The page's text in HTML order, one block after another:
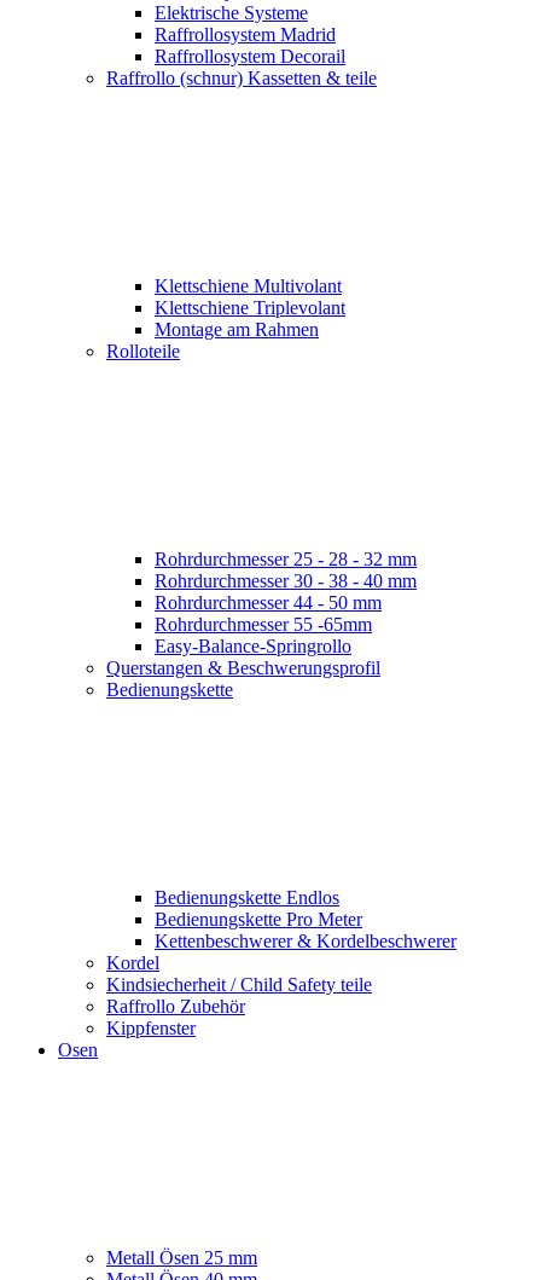
Elektrische Systeme
Raffrollosystem Madrid
Raffrollosystem Decorail
Raffrollo (schnur) Kassetten & teile
Klettschiene Multivolant
Klettschiene Triplevolant
Montage am Rahmen
Rolloteile
Rohrdurchmesser 25 - 28 - 32 mm
Rohrdurchmesser 30 - 38 - 40 mm
Rohrdurchmesser 44 - 50 mm
Rohrdurchmesser 55 -65mm
Easy-Balance-Springrollo
Querstangen & Beschwerungsprofil
Bedienungskette
Bedienungskette Endlos
Bedienungskette Pro Meter
Kettenbeschwerer & Kordelbeschwerer
Kordel
Kindsiecherheit / Child Safety teile
Raffrollo Zubehör
Kippfenster
Osen
Metall Ösen 25 mm